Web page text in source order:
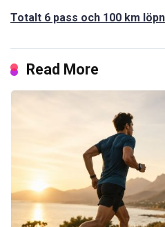
Totalt 6 pass och 100 km
Read More